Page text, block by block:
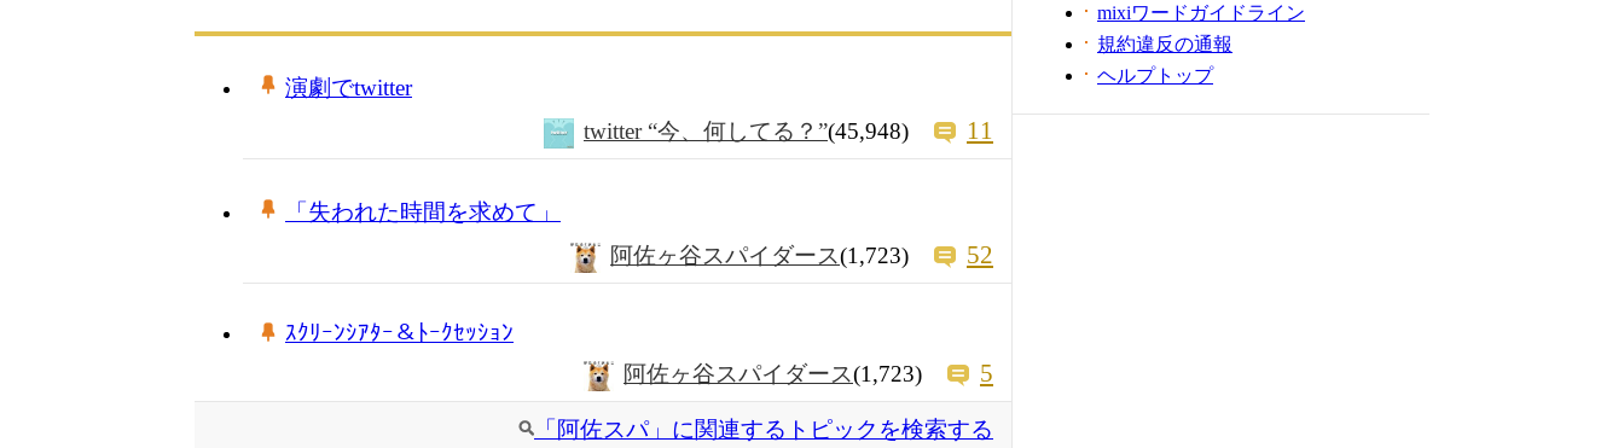
演劇でtwitter
twitter “今、何してる？”(45,948) 11
「失われた時間を求めて」
阿佐ヶ谷スパイダース(1,723) 52
ｽｸﾘｰﾝｼｱﾀｰ＆ﾄｰｸｾｯｼｮﾝ
阿佐ヶ谷スパイダース(1,723) 5
「阿佐スパ」に関連するトピックを検索する
mixiワードガイドライン
規約違反の通報
ヘルプトップ